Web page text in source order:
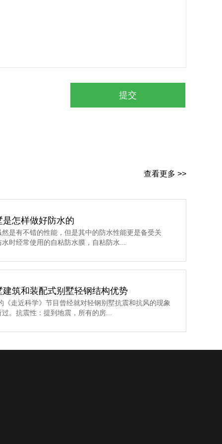
查看更多 >>
是怎样做好防水的
是有不错的性能，但是其中的防水性能更是备受关
时经常使用的自粘防水膜，自粘防水...
建筑和装配式别墅轻钢结构优势
《走近科学》节目曾经就对轻钢别墅抗震和抗风的现象
。抗震性：提到地震，所有的房...